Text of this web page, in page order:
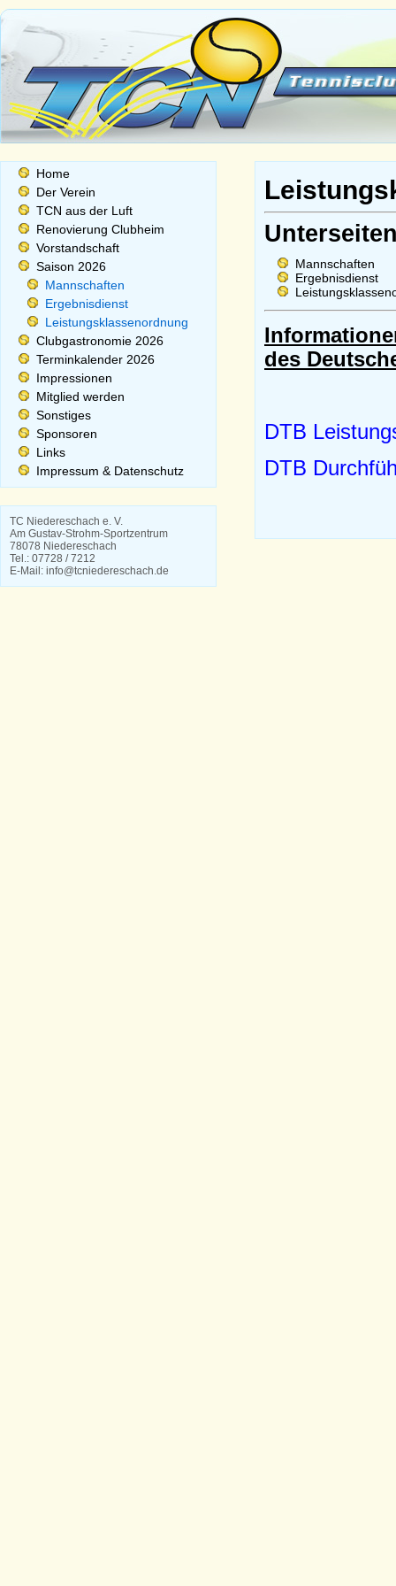
Home
Der Verein
TCN aus der Luft
Renovierung Clubheim
Vorstandschaft
Saison 2026
Mannschaften
Ergebnisdienst
Leistungsklassenordnung
Clubgastronomie 2026
Terminkalender 2026
Impressionen
Mitglied werden
Sonstiges
Sponsoren
Links
Impressum & Datenschutz
TC Niedereschach e. V.
Am Gustav-Strohm-Sportzentrum
78078 Niedereschach
Tel.: 07728 / 7212
E-Mail: info@tcniedereschach.de
Mannschaften
Ergebnisdienst
des
DTB
DTB